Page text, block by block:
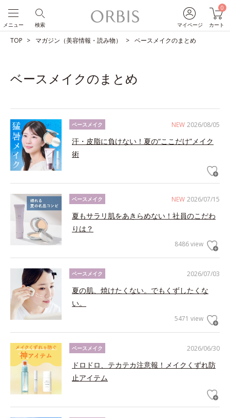
マイページ
0
カート
検索
メニュー
TOP マガジン（美容情報・読み物） ベースメイクのまとめ
ベースメイクのまとめ
NEW 2026/08/05
ベースメイク
汗・皮脂に負けない！夏の“ここだけ”メイク
術
NEW 2026/07/15
ベースメイク
夏もサラリ肌をあきらめない！社員のこだわ
りは？
8486 view
2026/07/03
ベースメイク
夏の肌、焼けたくない。でもくずしたくな
い。
5471 view
2026/06/30
ベースメイク
ドロドロ、テカテカ注意報！メイクくずれ防
止アイテム